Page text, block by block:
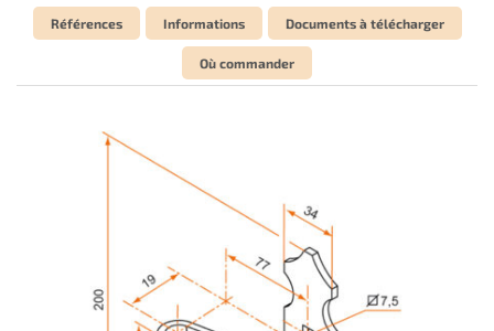
Références Informations Documents à télécharger
Où commander